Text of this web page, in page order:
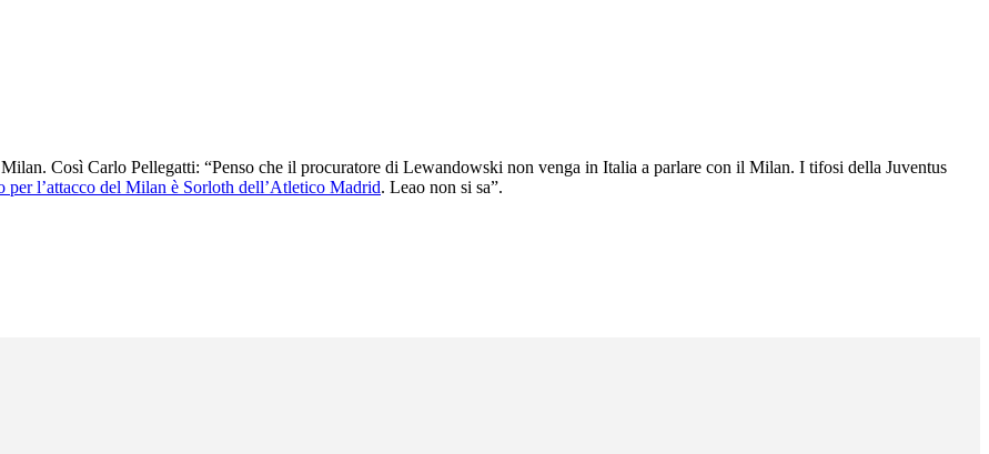
Così Carlo Pellegatti: “Penso che il procuratore di Lewandowski non venga in Italia a parlare con il Milan. I tifosi della Juventus
per l’attacco del Milan è Sorloth dell’Atletico Madrid. Leao non si sa”.